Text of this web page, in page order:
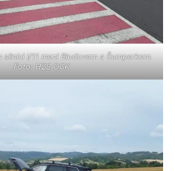
silnici I/11 mezi Bludovem a Šumperkem.
Foto: HZS OCK